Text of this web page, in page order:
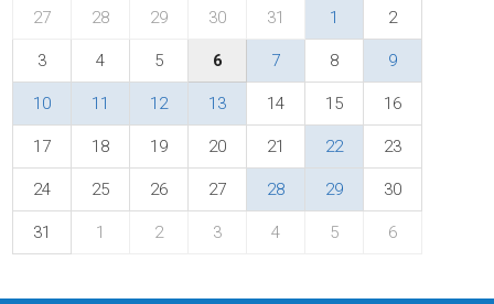
27 28 29 30 31 1 2
3 4 5 6 7 8 9
10 11 12 13 14 15 16
17 18 19 20 21 22 23
24 25 26 27 28 29 30
31 1 2 3 4 5 6